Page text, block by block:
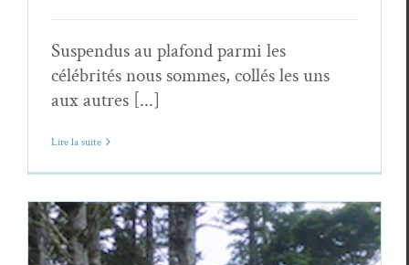
Suspendus au plafond parmi les
célébrités nous sommes, collés les uns
aux autres [...]
Lire la suite